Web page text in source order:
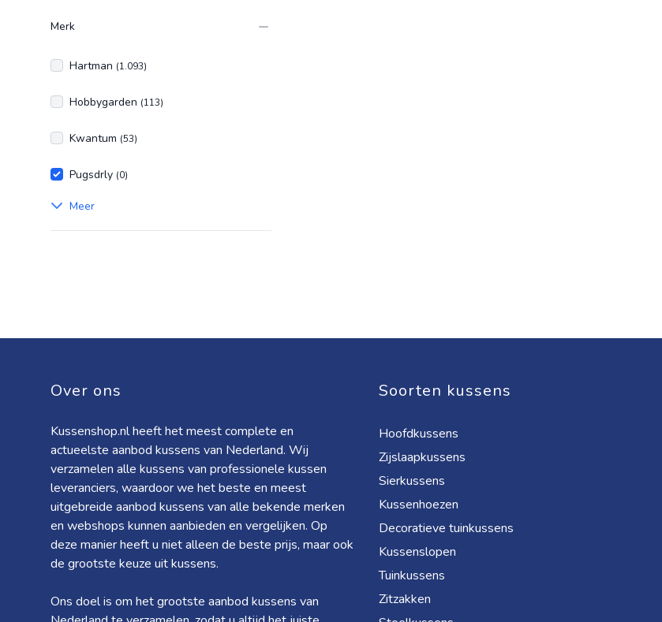
Merk
Hartman (1.093)
Hobbygarden (113)
Kwantum (53)
Pugsdrly (0)
Meer
Over ons
Kussenshop.nl heeft het meest complete en
actueelste aanbod kussens van Nederland. Wij
verzamelen alle kussens van professionele kussen
leveranciers, waardoor we het beste en meest
uitgebreide aanbod kussens van alle bekende merken
en webshops kunnen aanbieden en vergelijken. Op
deze manier heeft u niet alleen de beste prijs, maar ook
de grootste keuze uit kussens.
Ons doel is om het grootste aanbod kussens van
Soorten kussens
Hoofdkussens
Zijslaapkussens
Sierkussens
Kussenhoezen
Decoratieve tuinkussens
Kussenslopen
Tuinkussens
Zitzakken